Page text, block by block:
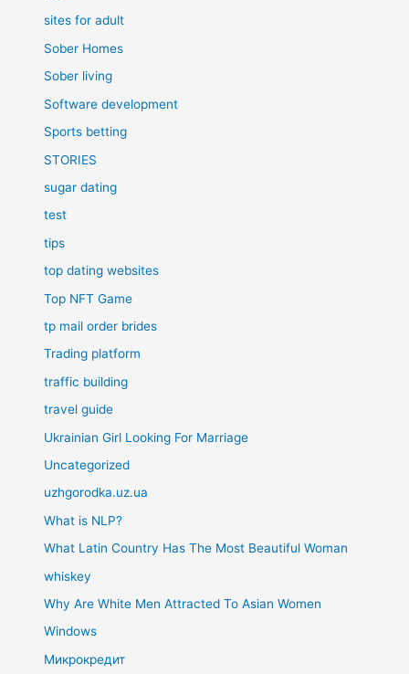
sites for adult
Sober Homes
Sober living
Software development
Sports betting
STORIES
sugar dating
test
tips
top dating websites
Top NFT Game
tp mail order brides
Trading platform
traffic building
travel guide
Ukrainian Girl Looking For Marriage
Uncategorized
uzhgorodka.uz.ua
What is NLP?
What Latin Country Has The Most Beautiful Woman
whiskey
Why Are White Men Attracted To Asian Women
Windows
Микрокредит